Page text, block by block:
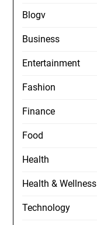
Blogv
Business
Entertainment
Fashion
Finance
Food
Health
Health & Wellness
Technology